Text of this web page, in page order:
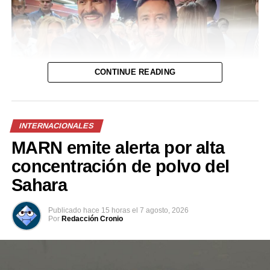
manera dolorosa. Tras el hat-trick de Lionel ante
Argelia, el capitán no pudo contener las lágrimas y
responsabilidad y confirmando que Jorge se encontraba
bajo seguimiento médico y evolucionaba
CONTINUE READING
INTERNACIONALES
MARN emite alerta por alta
concentración de polvo del
Sahara
Publicado hace 15 horas el 7 agosto, 2026
Por Redacción Cronio